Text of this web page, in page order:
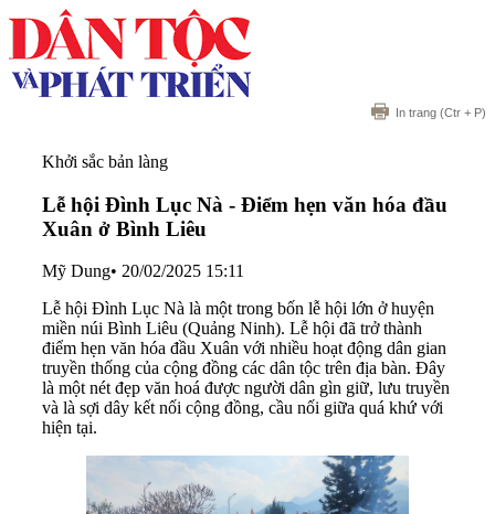
In trang (Ctr + P)
Khởi sắc bản làng
Lễ hội Đình Lục Nà - Điểm hẹn văn hóa đầu
Xuân ở Bình Liêu
Mỹ Dung• 20/02/2025 15:11
Lễ hội Đình Lục Nà là một trong bốn lễ hội lớn ở huyện
miền núi Bình Liêu (Quảng Ninh). Lễ hội đã trở thành
điểm hẹn văn hóa đầu Xuân với nhiều hoạt động dân gian
truyền thống của cộng đồng các dân tộc trên địa bàn. Đây
là một nét đẹp văn hoá được người dân gìn giữ, lưu truyền
và là sợi dây kết nối cộng đồng, cầu nối giữa quá khứ với
hiện tại.